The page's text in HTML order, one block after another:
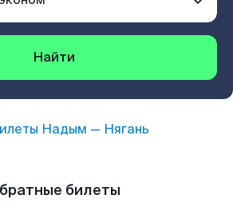
Найти
Надым — Нягань
билеты